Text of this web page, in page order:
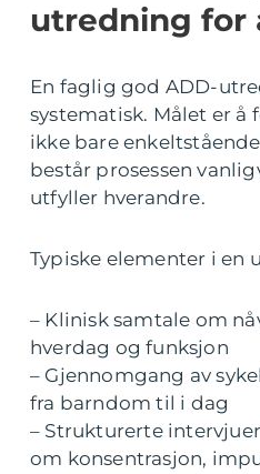
utredning for
En faglig god ADD-
systematisk. Målet er å
ikke bare
består prosessen
utfyller hverandre.
Typiske elementer i en
– Klinisk samtale om
hverdag og funksjon
– Gjennomgang av
fra barndom til i dag
– Strukturerte
om konsentrasjon,